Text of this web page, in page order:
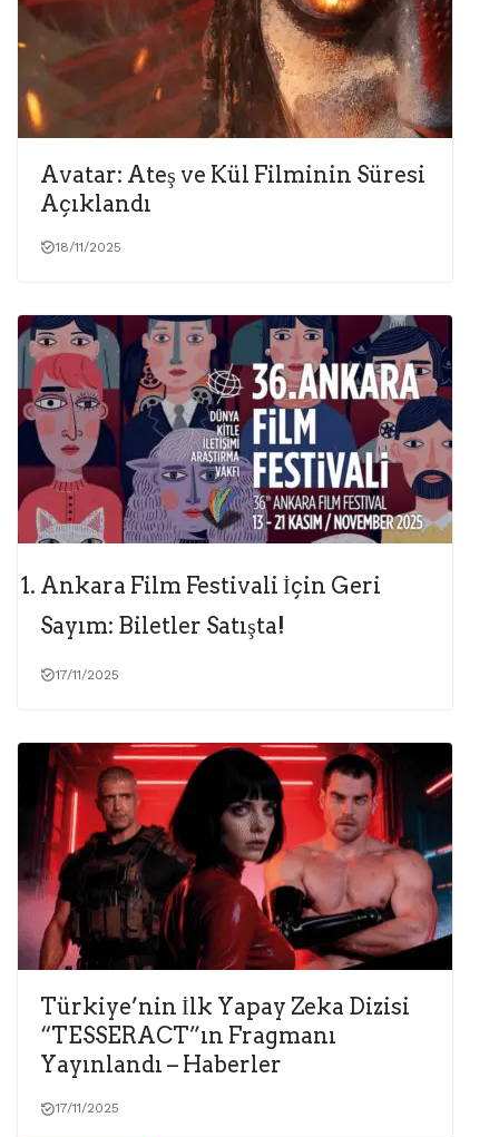
Avatar: Ateş ve Kül Filminin Süresi
Açıklandı
18/11/2025
Ankara Film Festivali İçin Geri
Sayım: Biletler Satışta!
17/11/2025
Türkiye’nin İlk Yapay Zeka Dizisi
“TESSERACT”ın Fragmanı
Yayınlandı – Haberler
17/11/2025